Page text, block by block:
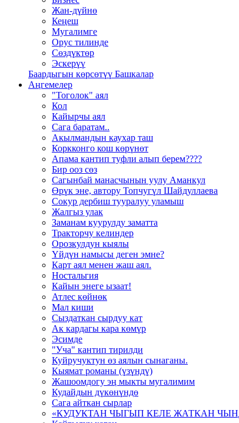
Жан-дүйнө
Кеңеш
Мугалимге
Орус тилинде
Сөздүктөр
Эскерүү
Баардыгын көрсөтүү Башкалар
Аңгемелер
"Тоголок" аял
Кол
Кайырчы аял
Сага баратам..
Акылмандын каухар таш
Коркконго кош көрүнөт
Апама кантип туфли алып берем????
Бир ооз сөз
Сагынбай манасчынын уулу Аманкул
Өрүк эне, автору Топчугүл Шайдуллаева
Сокур дербиш тууралуу уламыш
Жалгыз улак
Заманам куурулду заматта
Тракторчу келиндер
Орозкулдун кыялы
Үйдүн намысы деген эмне?
Карт аял менен жаш аял.
Ностальгия
Кайын энеге ызаат!
Атлес көйнөк
Мал киши
Сыздаткан сырдуу кат
Ак кардагы кара көмүр
Эсимде
"Уча" кантип тирилди
Куйручуктун өз аялын сынаганы.
Кыямат романы (үзүндү)
Жашоомдогу эң мыкты мугалимим
Кудайдын дүкөнүндө
Сага айткан сырлар
«КУДУКТАН ЧЫГЫП КЕЛЕ ЖАТКАН